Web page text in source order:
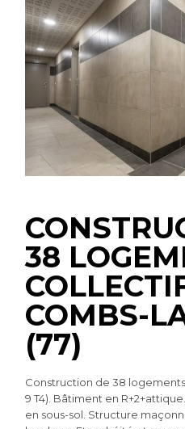
38
COMBS-
(77)
Construction de 38 logements
9 T4). Bâtiment en
en sous-sol. Structure